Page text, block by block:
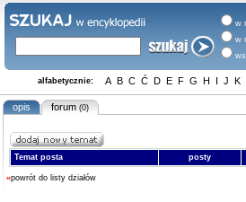
w
w
alfabetycznie: A B C Ć D E F G H I J K
opis forum (0)
Temat posta posty
«powrót do listy działów